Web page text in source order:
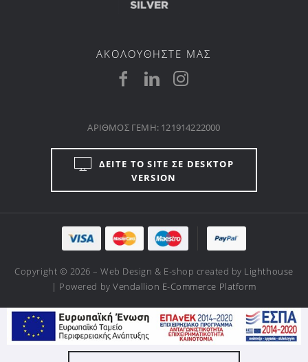
ΑΚΟΛΟΥΘΗΣΤΕ ΜΑΣ
ΔΕΙΤΕ ΤΟ SITE ΣΕ DESKTOP
VERSION
ΑΡΙΘΜΟΣ ΓΕΜΗ: 121914222000
Copyright © 2026 – Web Design & E-shop created by Lighthouse
| Powered byVendallion E-Commerce Platform